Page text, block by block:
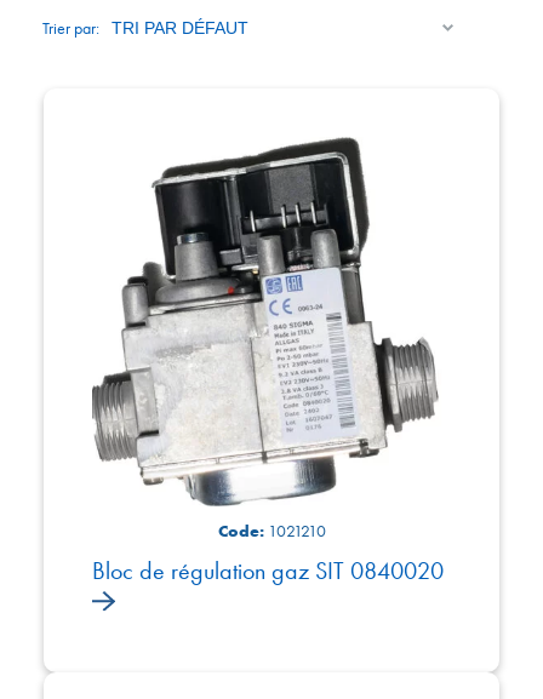
Trier par:
Code:1021210
Bloc de régulation gaz SIT 0840020